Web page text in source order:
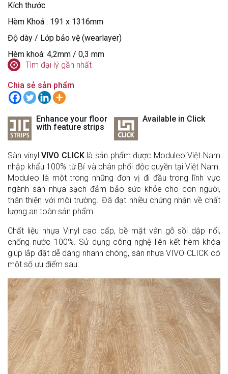
Kích thước
Hèm Khoá : 191 x 1316mm
Độ dày / Lớp bảo vệ (wearlayer)
Hèm khoá: 4,2mm / 0,3 mm
Tìm đại lý gần nhất
Chia sẻ sản phẩm
Enhance your floor
with feature strips
Available in Click
Sàn vinylVIVO CLICKlà sản phẩm được Moduleo Việt Nam
nhập khẩu 100% từ Bỉ và phân phối độc quyền tại Việt Nam.
Moduleo là một trong những đơn vị đi đầu trong lĩnh vực
ngành sàn nhựa sạch đảm bảo sức khỏe cho con người,
thân thiện với môi trường. Đã đạt nhiều chứng nhận về chất
lượng an toàn sản phẩm.
Chất liệu nhựa Vinyl cao cấp, bề mặt vân gỗ sồi dập nổi,
chống nước 100%. Sử dụng công nghệ liên kết hèm khóa
giúp lắp đặt dễ dàng nhanh chóng, sàn nhựa VIVO CLICK có
một số ưu điểm sau: